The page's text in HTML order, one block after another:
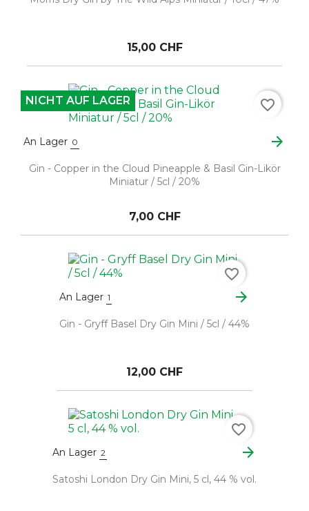
15,00 CHF
An Lager 0 arrow_forward
Gin - Copper in the Cloud Pineapple & Basil Gin-Likör
Miniatur / 5cl / 20%
7,00 CHF
NICHT AUF LAGER favorite_border
An Lager 1 arrow_forward
Gin - Gryff Basel Dry Gin Mini / 5cl / 44%
12,00 CHF
favorite_border
An Lager 2 arrow_forward
Satoshi London Dry Gin Mini, 5 cl, 44 % vol.
favorite_border